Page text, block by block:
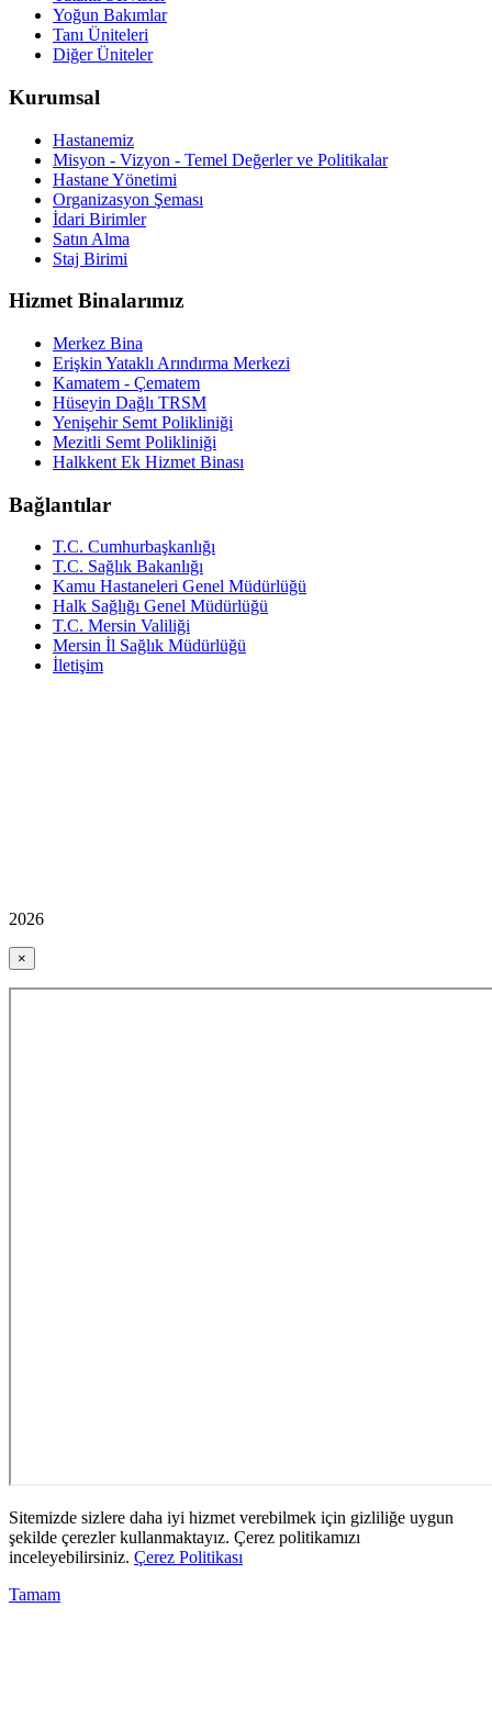
Yoğun Bakımlar
Tanı Üniteleri
Diğer Üniteler
Kurumsal
Hastanemiz
Misyon - Vizyon - Temel Değerler ve Politikalar
Hastane Yönetimi
Organizasyon Şeması
İdari Birimler
Satın Alma
Staj Birimi
Hizmet Binalarımız
Merkez Bina
Erişkin Yataklı Arındırma Merkezi
Kamatem - Çematem
Hüseyin Dağlı TRSM
Yenişehir Semt Polikliniği
Mezitli Semt Polikliniği
Halkkent Ek Hizmet Binası
Bağlantılar
T.C. Cumhurbaşkanlığı
T.C. Sağlık Bakanlığı
Kamu Hastaneleri Genel Müdürlüğü
Halk Sağlığı Genel Müdürlüğü
T.C. Mersin Valiliği
Mersin İl Sağlık Müdürlüğü
İletişim
2026
×
Sitemizde sizlere daha iyi hizmet verebilmek için gizliliğe uygun
şekilde çerezler kullanmaktayız. Çerez politikamızı
inceleyebilirsiniz. Çerez Politikası
Tamam